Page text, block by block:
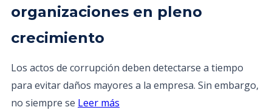
organizaciones en pleno
crecimiento
Los actos de corrupción deben detectarse a tiempo
para evitar daños mayores a la empresa. Sin embargo,
no siempre se Leer más